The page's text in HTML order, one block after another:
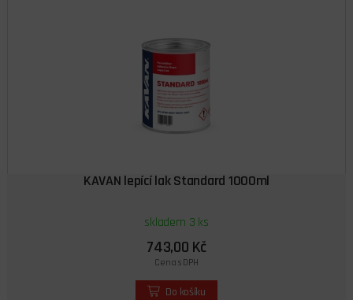
KAVAN lepící lak Standard 1000ml
skladem 3 ks
743,00 Kč
Cena s DPH
Do košíku